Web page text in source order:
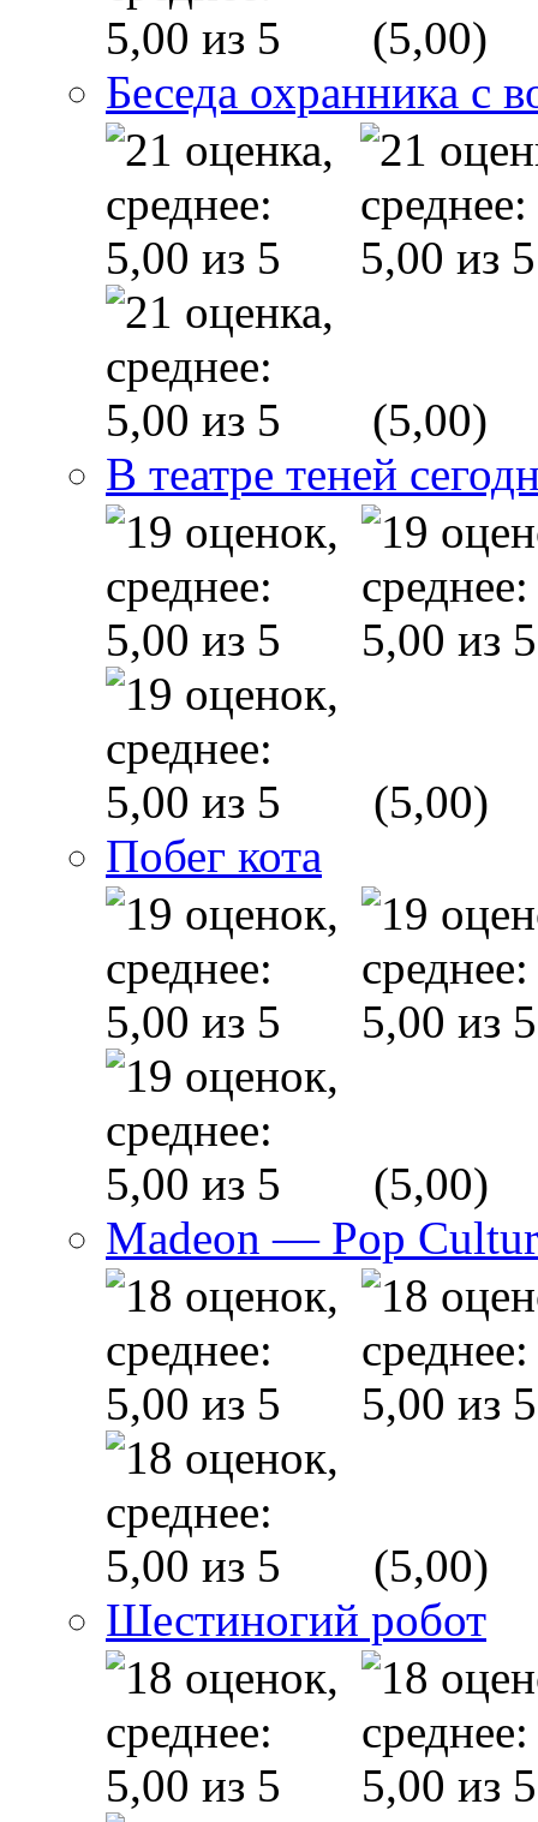
(5,00)
Беседа охранника с
(5,00)
В театре теней
(5,00)
Побег кота
(5,00)
Madeon — Pop
(5,00)
Шестиногий робот